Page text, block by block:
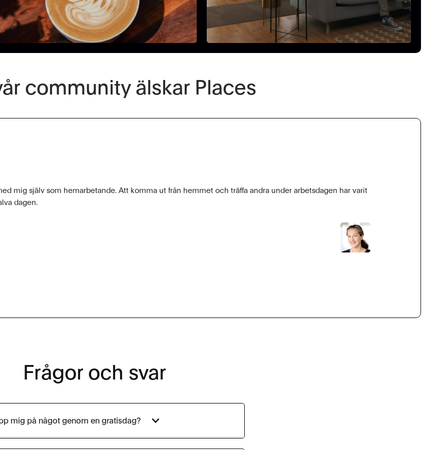
community älskar Places
mig själv som hemarbetande. Att komma ut från hemmet och träffa andra under arbetsdagen har varit
dagen.
Frågor och svar
mig på något genom en gratisdag?